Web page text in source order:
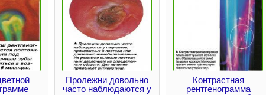
Пролежни довольно
часто наблюдаются у
Контрастная
рентгенограмма